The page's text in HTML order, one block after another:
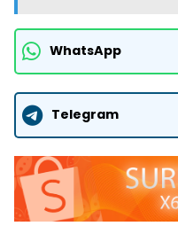
WhatsApp
Telegram